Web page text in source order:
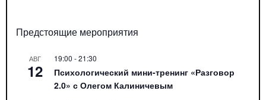
Предстоящие мероприятия
АВГ
12
19:00 -21:30
Психологический мини-тренинг «Разговор
2.0» с Олегом Калиничевым